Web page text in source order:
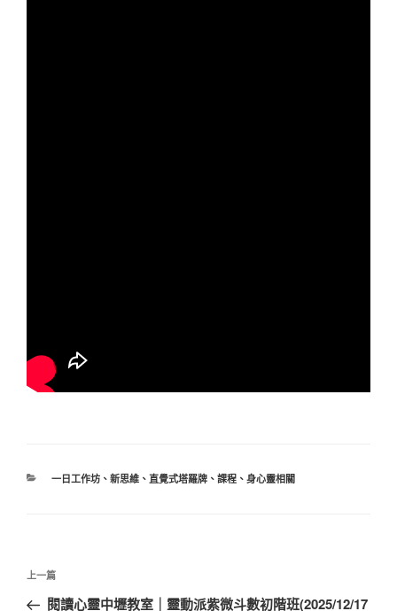
分
一日工作坊、 新思維、 直覺式塔羅牌、 課程、 身心靈相關
文
上
一
上一篇
閱讀心靈中壢教室｜靈動派紫微斗數初階班(2025/12/17